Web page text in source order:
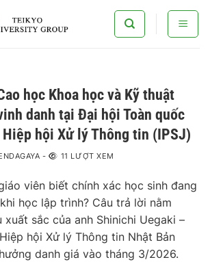
học Khoa học và Kỹ thuật
danh tại Đại hội Toàn quốc
hội Xử lý Thông tin (IPSJ)
- 11 LƯỢT XEM
viên biết chính xác học sinh đang
học lập trình? Câu trả lời nằm
sắc của anh Shinichi Uegaki –
hội Xử lý Thông tin Nhật Bản
danh giá vào tháng 3/2026.